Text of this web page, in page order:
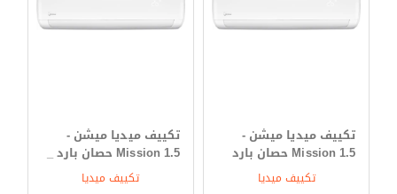
تكييف ميديا ميشن -
Mission 1.5 حصان بارد
تكييف ميديا
تكييف ميديا ميشن -
Mission 1.5 حصان بارد _
تكييف ميديا